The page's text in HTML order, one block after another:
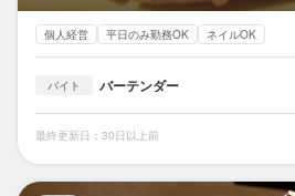
個人経営 平日のみ勤務OK ネイルOK
バイト バーテンダー
最終更新日：30日以上前